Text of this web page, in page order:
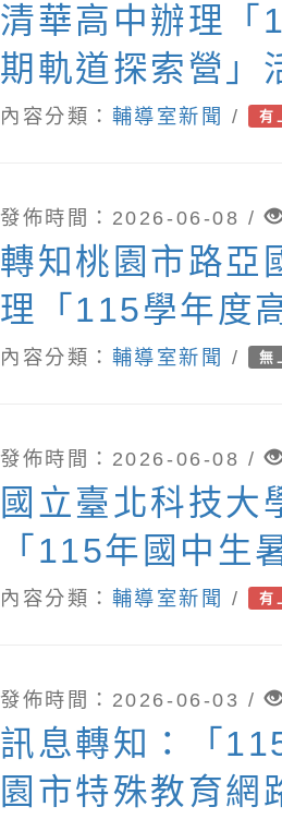
清華高中辦理「
期軌道探索營」
內容分類： 輔導室新聞 / 有
發佈時間：2026-06-08 /
轉知桃園市路亞
理「115學年度
文憑實驗班（
內容分類： 輔導室新聞 / 無
發佈時間：2026-06-08 /
國立臺北科技大
「115年國中生
營」
內容分類： 輔導室新聞 / 有
發佈時間：2026-06-03 /
訊息轉知：「
園市特殊教育網